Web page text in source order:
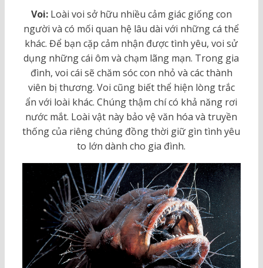
Voi: Loài voi sở hữu nhiều cảm giác giống con
người và có mối quan hệ lâu dài với những cá thể
khác. Để bạn cặp cảm nhận được tình yêu, voi sử
dụng những cái ôm và chạm lãng mạn. Trong gia
đình, voi cái sẽ chăm sóc con nhỏ và các thành
viên bị thương. Voi cũng biết thể hiện lòng trắc
ẩn với loài khác. Chúng thậm chí có khả năng rơi
nước mắt. Loài vật này bảo vệ văn hóa và truyền
thống của riêng chúng đồng thời giữ gìn tình yêu
to lớn dành cho gia đình.